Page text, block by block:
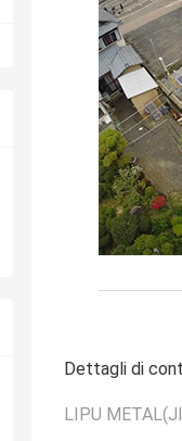
Dettagli di
LIPU